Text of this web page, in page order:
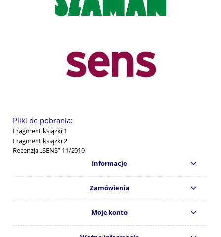
Pliki do pobrania:
Fragment książki 1
Fragment książki 2
Recenzja „SENS” 11/2010
Informacje
Zamówienia
Moje konto